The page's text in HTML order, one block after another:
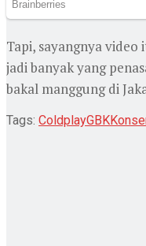
Tapi, sayangnya
jadi banyak yang
bakal manggung di
Tags: ColdplayGBK